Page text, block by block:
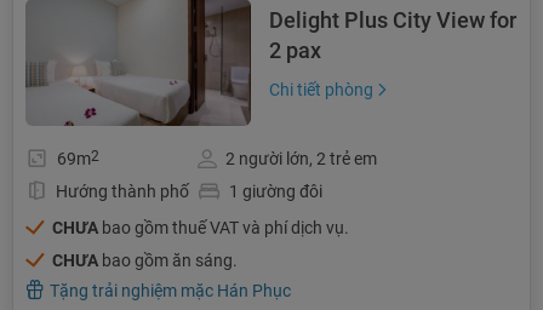
Delight Plus City View for
2 pax
Chi tiết phòng
69m2
2 người lớn, 2 trẻ em
Hướng thành phố
1 giường đôi
CHƯA bao gồm thuế VAT và phí dịch vụ.
CHƯA bao gồm ăn sáng.
Tặng trải nghiệm mặc Hán Phục